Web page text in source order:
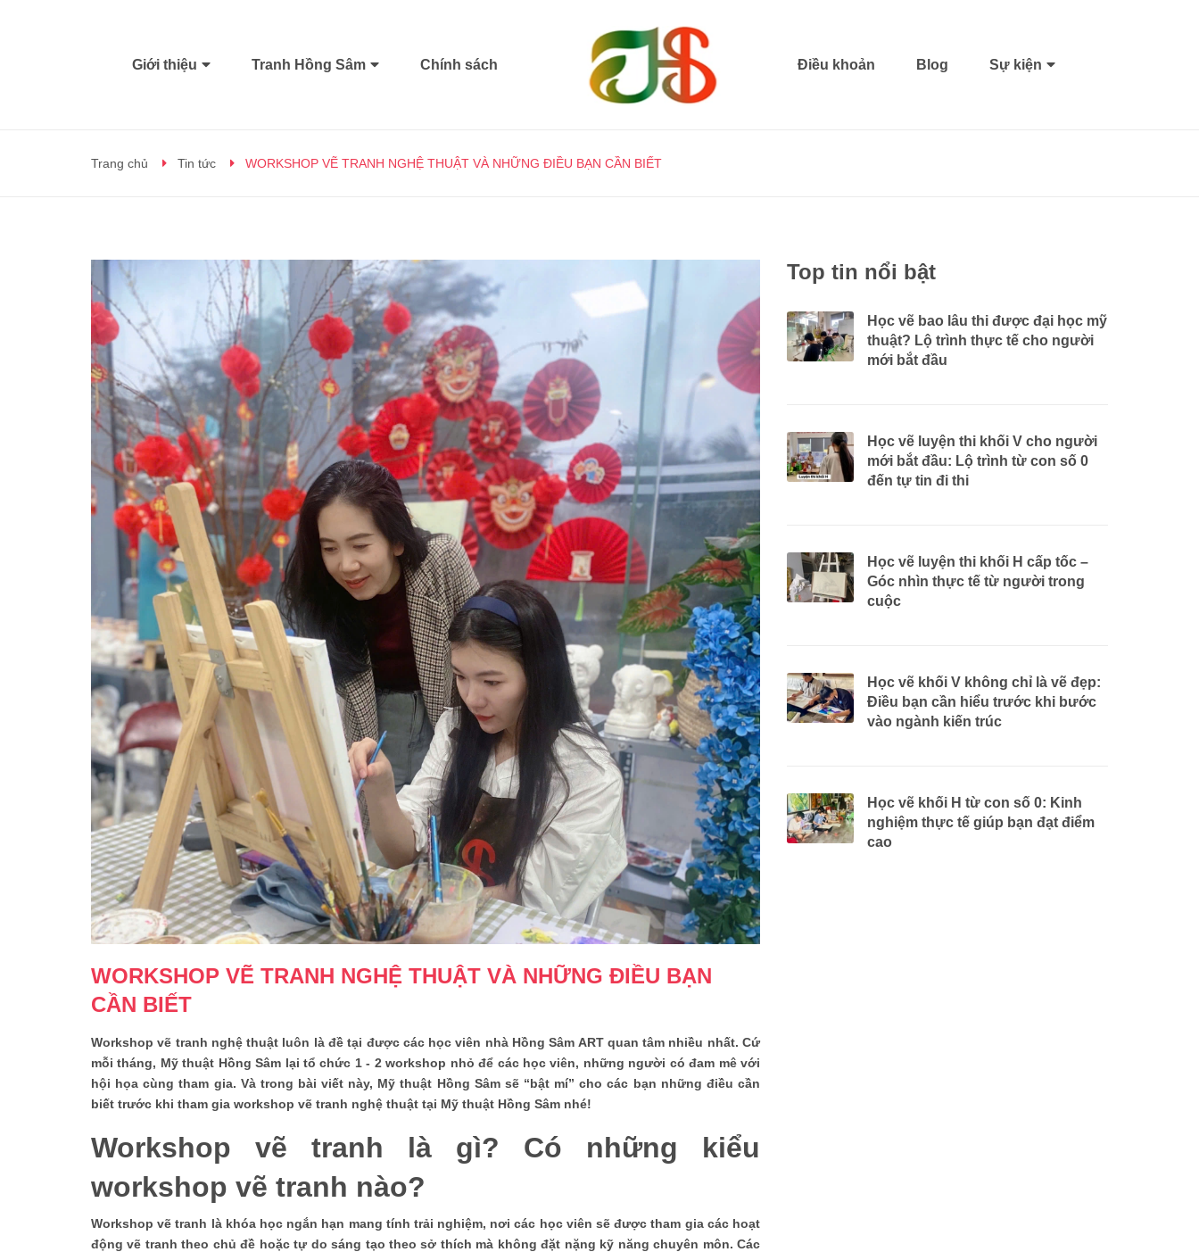
Giới thiệu Tranh Hồng Sâm Chính sách Điều khoản Blog Sự kiện
Trang chủ Tin tức WORKSHOP VẼ TRANH NGHỆ THUẬT VÀ NHỮNG ĐIỀU BẠN CẦN BIẾT
WORKSHOP VẼ TRANH NGHỆ THUẬT VÀ NHỮNG ĐIỀU BẠN
CẦN BIẾT
Workshop vẽ tranh nghệ thuật luôn là đề tại được các học viên nhà Hồng Sâm ART quan tâm nhiều nhất. Cứ
mỗi tháng, Mỹ thuật Hồng Sâm lại tổ chức 1 - 2 workshop nhỏ để các học viên, những người có đam mê với
hội họa cùng tham gia. Và trong bài viết này, Mỹ thuật Hồng Sâm sẽ “bật mí” cho các bạn những điều cần
biết trước khi tham gia workshop vẽ tranh nghệ thuật tại Mỹ thuật Hồng Sâm nhé!
Workshop vẽ tranh là gì? Có những kiểu
workshop vẽ tranh nào?
Workshop vẽ tranh là khóa học ngắn hạn mang tính trải nghiệm, nơi các học viên sẽ được tham gia các hoạt
động vẽ tranh theo chủ đề hoặc tự do sáng tạo theo sở thích mà không đặt nặng kỹ năng chuyên môn. Các
Top tin nổi bật
Học vẽ bao lâu thi được đại học mỹ
thuật? Lộ trình thực tế cho người
mới bắt đầu
Học vẽ luyện thi khối V cho người
mới bắt đầu: Lộ trình từ con số 0
đến tự tin đi thi
Học vẽ luyện thi khối H cấp tốc –
Góc nhìn thực tế từ người trong
cuộc
Học vẽ khối V không chỉ là vẽ đẹp:
Điều bạn cần hiểu trước khi bước
vào ngành kiến trúc
Học vẽ khối H từ con số 0: Kinh
nghiệm thực tế giúp bạn đạt điểm
cao